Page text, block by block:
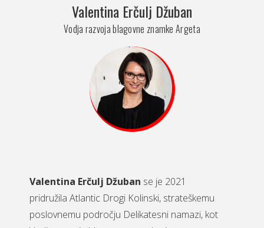
Valentina Erčulj Džuban
Vodja razvoja blagovne znamke Argeta
Valentina Erčulj Džuban se je 2021
pridružila Atlantic Drogi Kolinski, strateškemu
poslovnemu področju Delikatesni namazi, kot